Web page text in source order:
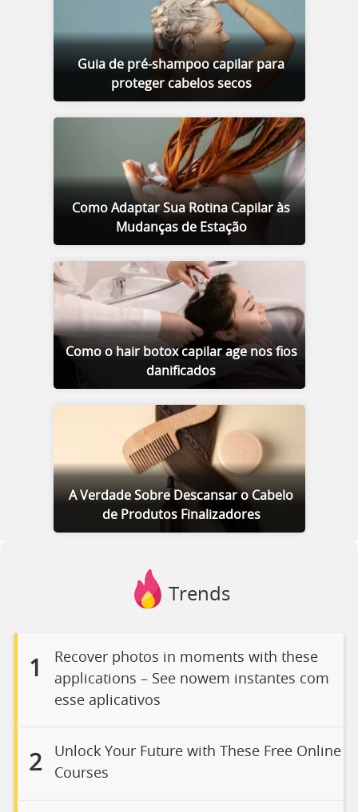
Guia de pré-shampoo capilar para
proteger cabelos secos
Como Adaptar Sua Rotina Capilar às
Mudanças de Estação
Como o hair botox capilar age nos fios
danificados
A Verdade Sobre Descansar o Cabelo
de Produtos Finalizadores
Trends
1
Recover photos in moments with these
applications – See nowem instantes com
esse aplicativos
2
Unlock Your Future with These Free Online
Courses